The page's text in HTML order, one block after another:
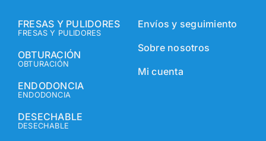
FRESAS Y PULIDORES
FRESAS Y PULIDORES
OBTURACIÓN
OBTURACIÓN
ENDODONCIA
ENDODONCIA
DESECHABLE
DESECHABLE
Envíos y seguimiento
Sobre nosotros
Mi cuenta